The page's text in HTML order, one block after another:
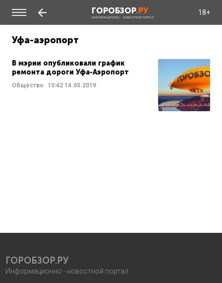
ГОРОБЗОР.РУ
ИНФОРМАЦИОННО - НОВОСТНОЙ ПОРТАЛ
18+
Уфа-аэропорт
В мэрии опубликовали график
ремонта дороги Уфа-Аэропорт
Общество 10:42 14.05.2019
ГОРОБЗОР.РУ
Информационно - новостной портал